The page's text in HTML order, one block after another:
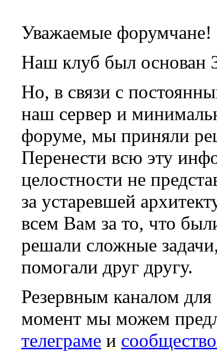
Уважаемые форумчане!
Наш клуб был основан
Но, в связи с
наш сервер и
форуме, мы приняли
Перенести всю эту
целостности не
за устаревшей
всем Вам за то, что
решали сложные
помогали друг другу.
Резервным каналом
момент мы можем
телеграме и